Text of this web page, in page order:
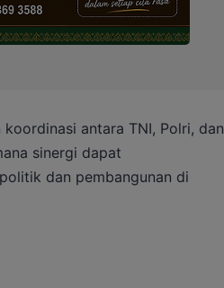
antara TNI, Polri, dan
sinergi dapat
dan pembangunan di